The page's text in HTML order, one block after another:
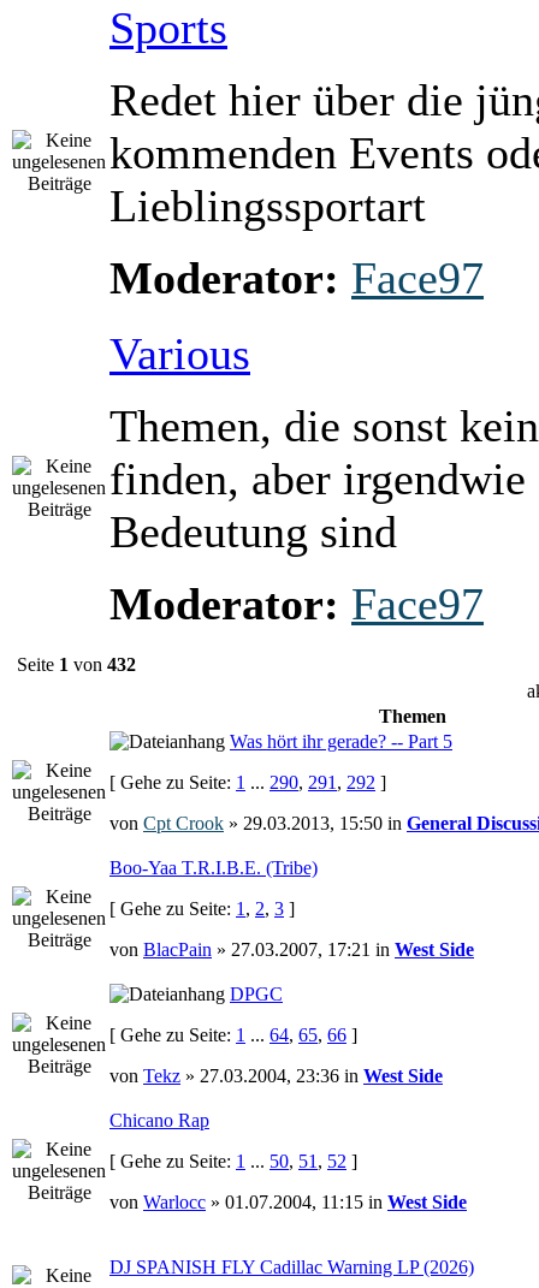
Sports
Redet hier über die
kommenden Events
Lieblingssportart
Moderator: Face97
Various
Themen, die sonst
finden, aber irgendwie
Bedeutung sind
Moderator: Face97
Seite 1 von 432
Themen
Was hört ihr gerade? -- Part 5
[ Gehe zu Seite: 1 ... 290, 291 , 292 ]
von Cpt Crook » 29.03.2013, 15:50 in General
Boo-Yaa T.R.I.B.E. (Tribe)
[ Gehe zu Seite: 1 , 2, 3 ]
von BlacPain » 27.03.2007, 17:21 in West Side
DPGC
[ Gehe zu Seite: 1 ... 64, 65, 66 ]
von Tekz » 27.03.2004, 23:36 in West Side
Chicano Rap
[ Gehe zu Seite: 1 ... 50, 51 , 52 ]
von Warlocc » 01.07.2004, 11:15 in West Side
DJ SPANISH FLY Cadillac Warning LP (2026)